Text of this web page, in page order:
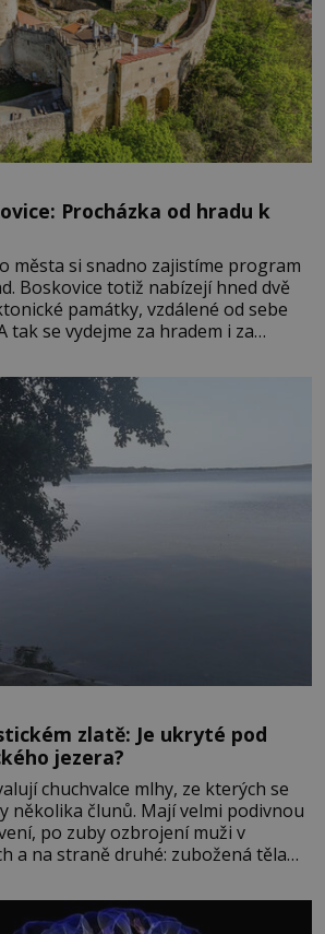
Procházka od hradu k
města si snadno zajistíme program
Boskovice totiž nabízejí hned dvě
památky, vzdálené od sebe
tak se vydejme za hradem i za
Drahanské vrchoviny vznikla někdy
roce 1313 kronikáři zaznamenali
zlatě: Je ukryté pod
jezera?
chuchvalce mlhy, ze kterých se
několika člunů. Mají velmi podivnou
po zuby ozbrojení muži v
a na straně druhé: zubožená těla
Je jaro roku 1945, druhá
ke konci. Jezero Stolpsee